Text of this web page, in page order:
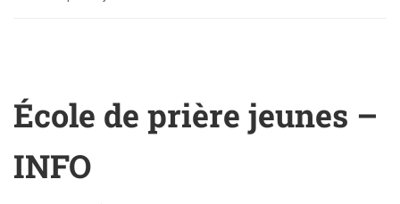
École de prière jeunes –
INFO